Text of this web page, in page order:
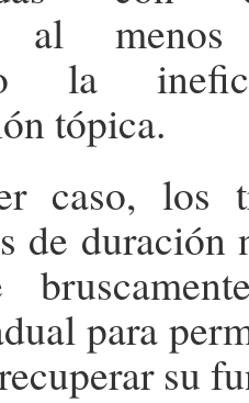
al
la
tópica.
caso, los
de duración
para
su